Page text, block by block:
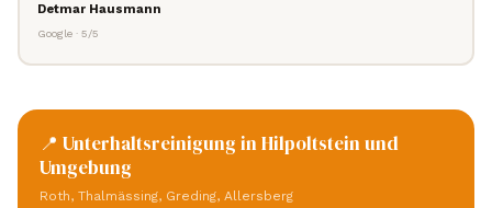
Detmar Hausmann
Google · 5/5
📍 Unterhaltsreinigung in Hilpoltstein und
Umgebung
Roth, Thalmässing, Greding, Allersberg